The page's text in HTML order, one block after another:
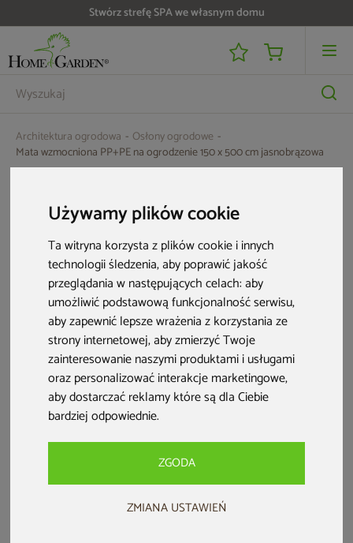
Używamy plików cookie
Ta witryna korzysta z plików cookie i innych
technologii śledzenia, aby poprawić jakość
przeglądania w następujących celach:aby
umożliwić podstawową funkcjonalność serwisu,
aby zapewnić lepsze wrażenia z korzystania ze
strony internetowej,aby zmierzyć Twoje
zainteresowanie naszymi produktami i usługami
oraz personalizować interakcje marketingowe,
aby dostarczać reklamy które są dla Ciebie
bardziej odpowiednie.
ZGODA
ZMIANA USTAWIEŃ
Stwórz strefę SPA we własnym domu
Architektura ogrodowa
Osłony ogrodowe
Mata wzmocniona PP+PE na ogrodzenie 150 x 500 cm jasnobrązowa